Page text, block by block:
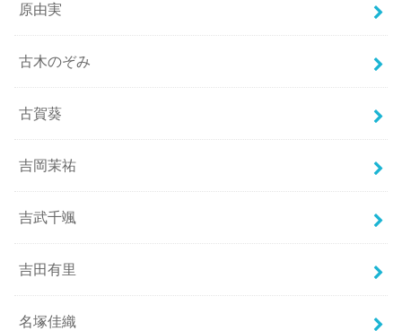
原由実
古木のぞみ
古賀葵
吉岡茉祐
吉武千颯
吉田有里
名塚佳織